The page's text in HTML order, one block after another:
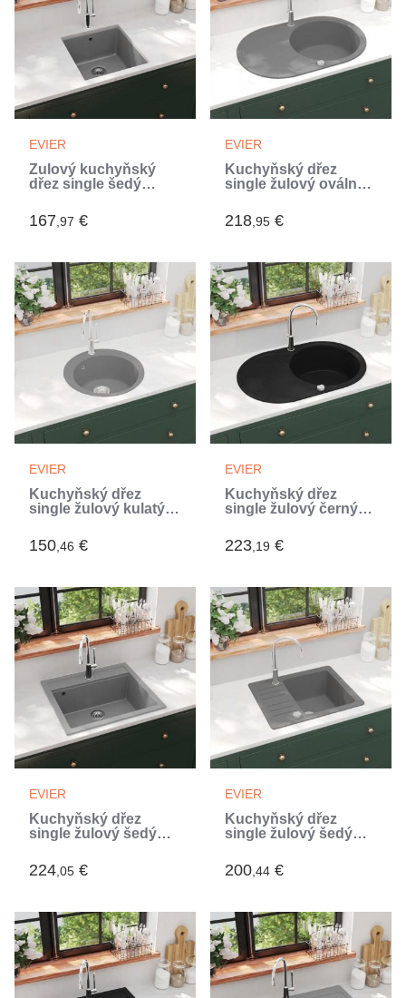
EVIER
Žulový kuchyňský
dřez single šedý
167,97 €
EVIER
Kuchyňský dřez
single žulový oválný
218,95 €
EVIER
Kuchyňský dřez
single žulový kulatý
150,46 €
EVIER
Kuchyňský dřez
single žulový černý
223,19 €
EVIER
Kuchyňský dřez
single žulový šedý
224,05 €
EVIER
Kuchyňský dřez
single žulový šedý
200,44 €